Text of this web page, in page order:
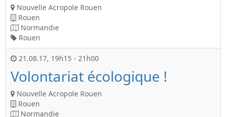
Nouvelle Acropole Rouen
Rouen
Normandie
Rouen
21.08.17, 19h15 - 21h00
Volontariat écologique !
Nouvelle Acropole Rouen
Rouen
Normandie